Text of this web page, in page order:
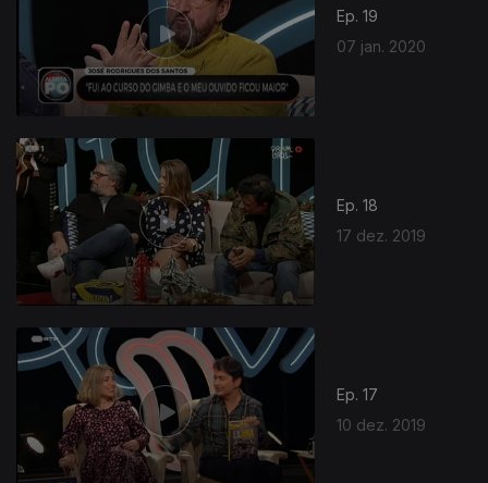
Ep. 19
07 jan. 2020
Ep. 18
17 dez. 2019
Ep. 17
10 dez. 2019